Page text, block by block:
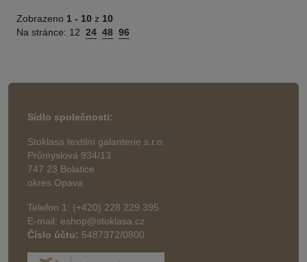
Zobrazeno 1 - 10 z 10
Na stránce: 12 24 48 96
Sídlo společnosti:
Stoklasa textilní galanterie s.r.o.
Průmyslová 934/13
747 23 Bolatice
okres Opava
Telefon 1: (+420) 228 229 395
E-mail: eshop@stoklasa.cz
Číslo účtu: 5487372/0800